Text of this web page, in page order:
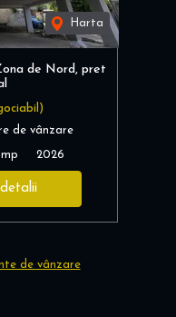
Harta
de Nord, pret
de vânzare
2026
de vânzare